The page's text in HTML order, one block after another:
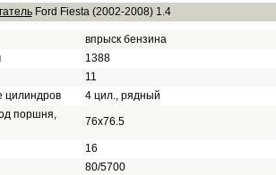
Ford Fiesta (2002-2008) 1.4
впрыск бензина
1388
11
цилиндров
4 цил., рядный
поршня,
76х76.5
16
80/5700